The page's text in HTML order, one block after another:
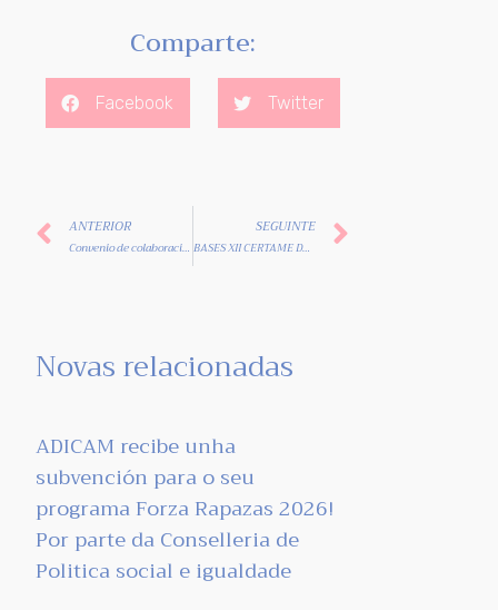
Comparte:
Facebook Twitter
ANTERIOR
Convenio de colaboración entre a Consellería de Emprego e Igualdade (Secretaría Xeral de Igualdade) e a Asociación de persoas diagnosticad@s de cancro de mama e xinecolóxico
SEGUINTE
BASES XII CERTAME DE ARTE ADICAM “MATERNIDADE”
Novas relacionadas
ADICAM recibe unha
subvención para o seu
programa Forza Rapazas 2026!
Por parte da Conselleria de
Politica social e igualdade